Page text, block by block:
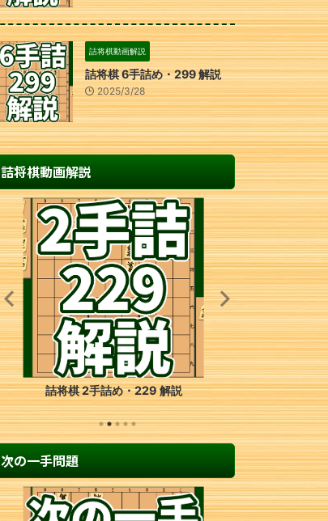
詰将棋動画解説
詰将棋 6手詰め・299 解説
2025/3/28
詰将棋動画解説
詰将棋 2手詰め・229 解説 詰将
次の一手問題